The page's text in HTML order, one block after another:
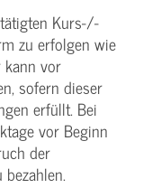
Kurs-/­
zu erfolgen wie
kann vor
sofern dieser
erfüllt. Bei
vor Beginn
der